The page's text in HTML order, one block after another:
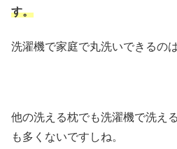
す。
洗濯機で家庭で丸洗いできるの
他の洗える枕でも洗濯機で洗え
も多くないですしね。